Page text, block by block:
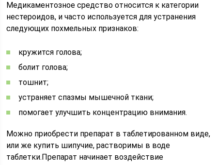
Медикаментозное средство относится к категории
нестероидов, и часто используется для устранения
следующих похмельных признаков:
кружится голова;
болит голова;
тошнит;
устраняет спазмы мышечной ткани;
помогает улучшить концентрацию внимания.
Можно приобрести препарат в таблетированном виде,
или же купить шипучие, растворимы в воде
таблетки.Препарат начинает воздействие